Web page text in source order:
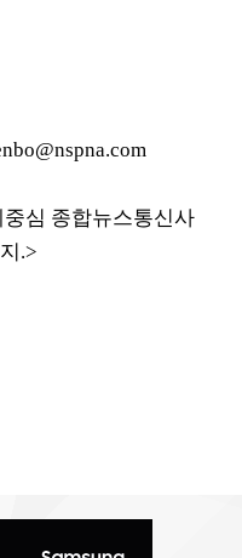
심 종합뉴스통신사
.>